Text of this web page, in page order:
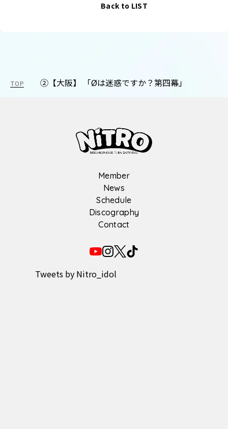
Back to LIST
TOP ②【大阪】 「Øは迷惑ですか？第四幕」
Member
News
Schedule
Discography
Contact
Tweets by Nitro_idol